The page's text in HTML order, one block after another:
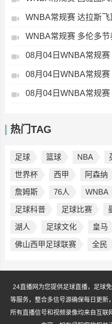
热门TAG
足球 篮球 NBA
世界杯
西甲 阿森纳
詹姆斯
76人 WNBA
足球科普
足球比赛
湖人
足球文化 皇马
佛山西甲足球联赛
全民
24直播网为您提供足球直播，足球
等服务，整合多信号源确保每日更新
所有直播信号和视频录像均来自互联